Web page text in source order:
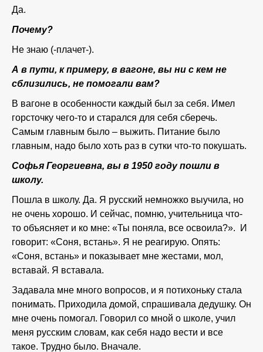
Да.
Почему?
Не знаю (-плачет-).
А в пути, к примеру, в вагоне, вы ни с кем не
сблизились, не помогали вам?
В вагоне в особенности каждый был за себя. Имел
горсточку чего-то и старался для себя сберечь.
Самым главным было – выжить. Питание было
главным, надо было хоть раз в сутки что-то покушать.
Софья Георгиевна, вы в 1950 году пошли в
школу.
Пошла в школу. Да. Я русский немножко выучила, но
не очень хорошо. И сейчас, помню, учительница что-
то объясняет и ко мне: «Ты поняла, все освоила?». И
говорит: «Соня, встань». Я не реагирую. Опять:
«Соня, встань» и показывает мне жестами, мол,
вставай. Я вставала.
Задавала мне много вопросов, и я потихоньку стала
понимать. Приходила домой, спрашивала дедушку. Он
мне очень помогал. Говорил со мной о школе, учил
меня русским словам, как себя надо вести и все
такое. Трудно было. Вначале.